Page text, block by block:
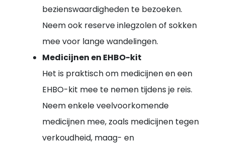
bezienswaardigheden te bezoeken.
Neem ook reserve inlegzolen of sokken
mee voor lange wandelingen.
Medicijnen en EHBO-kit
Het is praktisch om medicijnen en een
EHBO-kit mee te nemen tijdens je reis.
Neem enkele veelvoorkomende
medicijnen mee, zoals medicijnen tegen
verkoudheid, maag- en